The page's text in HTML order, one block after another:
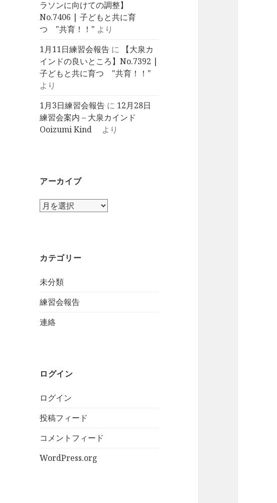
ラソンに向けての調整】
No.7406 | 子どもと共に育
つ "共育！！" より
1月11日練習会報告 に
【大泉カ
インドの良いところ】No.7392 |
子どもと共に育つ "共育！！"
より
1月3日練習会報告 に 12月28日
練習会案内 – 大泉カインド
Ooizumi Kind
より
アーカイブ
ア
ブ
カテゴリー
未分類
練習会報告
連絡
ログイン
ログイン
投稿フィード
コメントフィード
WordPress.org